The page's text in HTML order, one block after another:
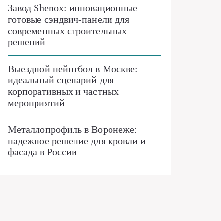
Завод Shenox: инновационные
готовые сэндвич-панели для
современных строительных
решений
Выездной пейнтбол в Москве:
идеальный сценарий для
корпоративных и частных
мероприятий
Металлопрофиль в Воронеже:
надежное решение для кровли и
фасада в России